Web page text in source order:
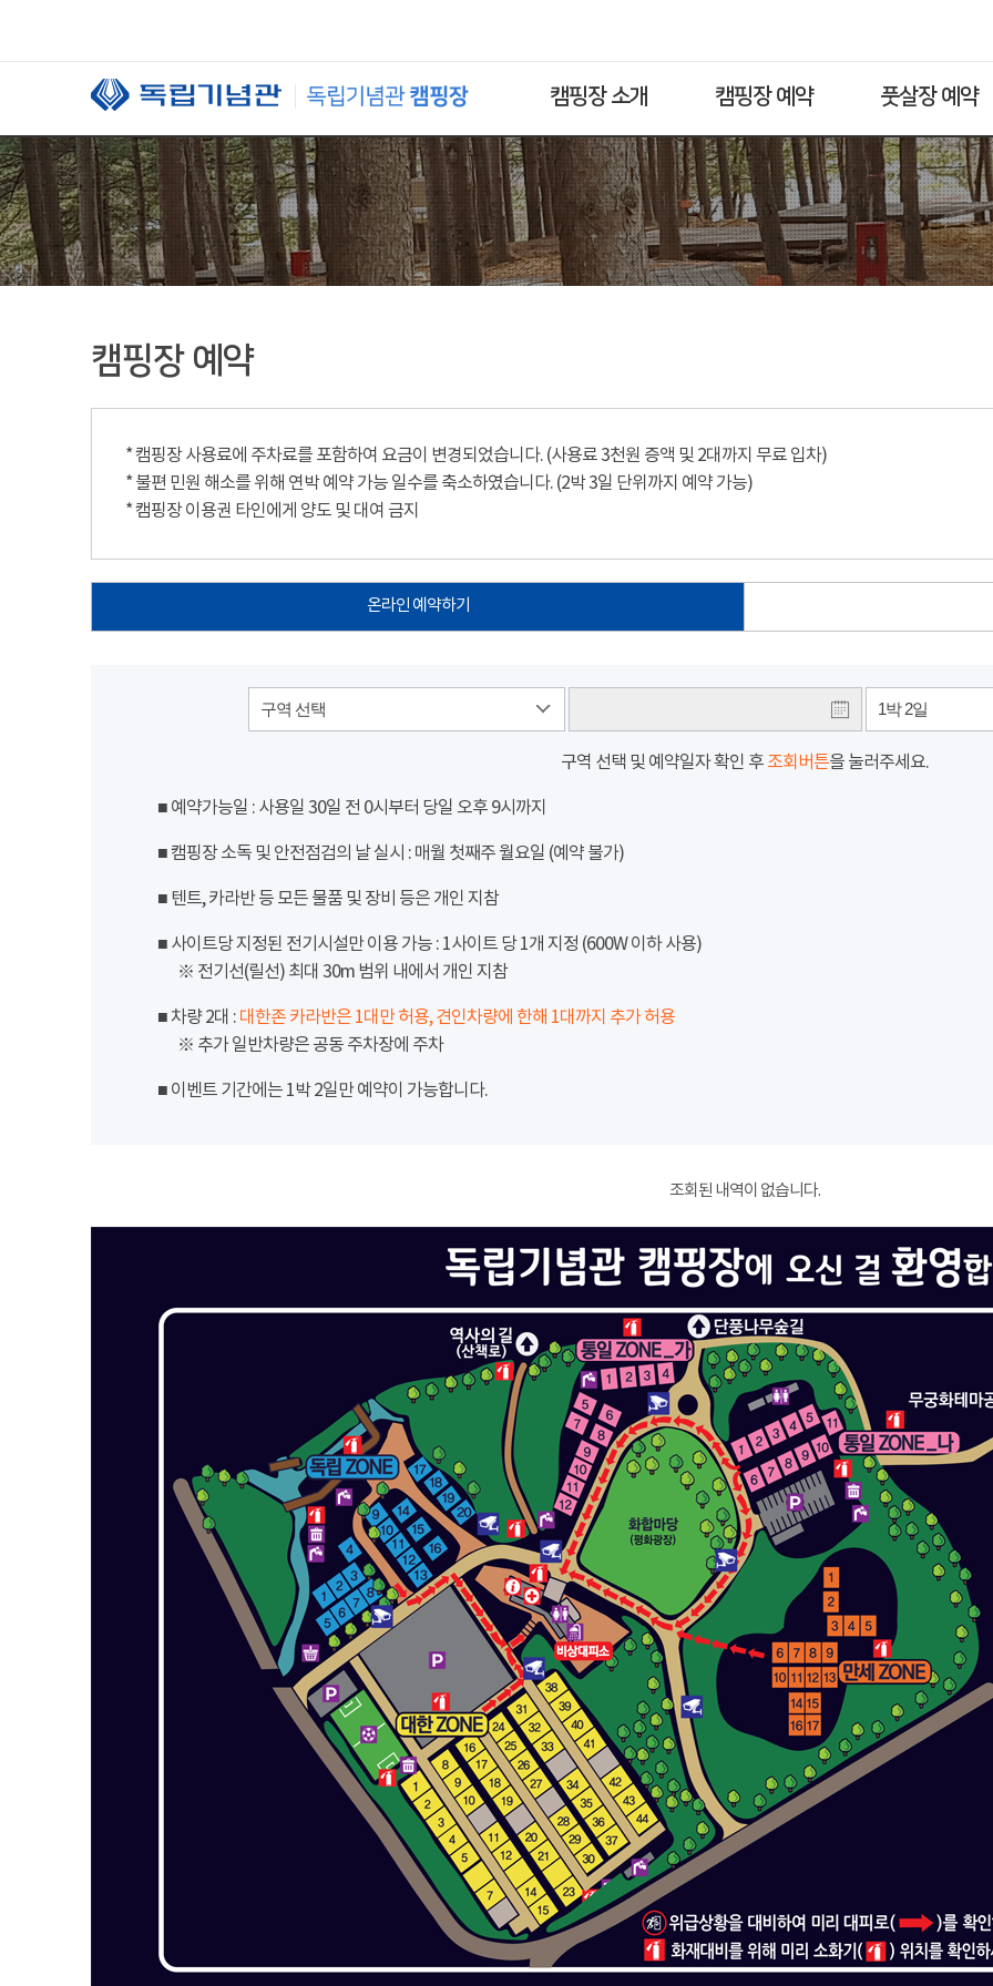
캠핑장 소개 캠핑장 예약 풋살장 예약
캠핑장 예약
* 캠핑장 사용료에 주차료를 포함하여 요금이 변경되었습니다. (사용료 3천원 증액 및 2대까지 무료 입차)
* 불편 민원 해소를 위해 연박 예약 가능 일수를 축소하였습니다. (2박 3일 단위까지 예약 가능)
* 캠핑장 이용권 타인에게 양도 및 대여 금지
온라인 예약하기
구역 선택 1박 2일
구역 선택 및 예약일자 확인 후 조회버튼을 눌러주세요.
■ 예약가능일 : 사용일 30일 전 0시부터 당일 오후 9시까지
■ 캠핑장 소독 및 안전점검의 날 실시 : 매월 첫째주 월요일 (예약 불가)
■ 텐트, 카라반 등 모든 물품 및 장비 등은 개인 지참
■ 사이트당 지정된 전기시설만 이용 가능 : 1사이트 당 1개 지정 (600W 이하 사용)
※ 전기선(릴선) 최대 30m 범위 내에서 개인 지참
■ 차량 2대 : 대한존 카라반은 1대만 허용, 견인차량에 한해 1대까지 추가 허용
※ 추가 일반차량은 공동 주차장에 주차
■ 이벤트 기간에는 1박 2일만 예약이 가능합니다.
조회된 내역이 없습니다.